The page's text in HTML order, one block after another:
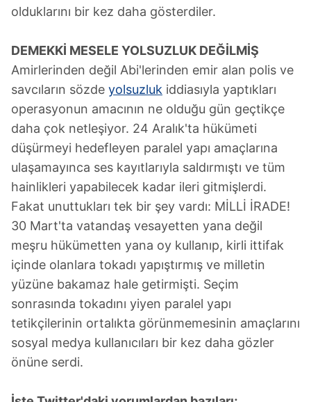
olduklarını bir kez daha gösterdiler.
DEMEKKİ MESELE YOLSUZLUK DEĞİLMİŞ
Amirlerinden değil Abi'lerinden emir alan polis ve
savcıların sözde yolsuzluk iddiasıyla yaptıkları
operasyonun amacının ne olduğu gün geçtikçe
daha çok netleşiyor. 24 Aralık'ta hükümeti
düşürmeyi hedefleyen paralel yapı amaçlarına
ulaşamayınca ses kayıtlarıyla saldırmıştı ve tüm
hainlikleri yapabilecek kadar ileri gitmişlerdi.
Fakat unuttukları tek bir şey vardı: MİLLİ İRADE!
30 Mart'ta vatandaş vesayetten yana değil
meşru hükümetten yana oy kullanıp, kirli ittifak
içinde olanlara tokadı yapıştırmış ve milletin
yüzüne bakamaz hale getirmişti. Seçim
sonrasında tokadını yiyen paralel yapı
tetikçilerinin ortalıkta görünmemesinin amaçlarını
sosyal medya kullanıcıları bir kez daha gözler
önüne serdi.